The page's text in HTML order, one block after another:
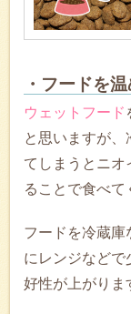
・フードを
ウェットフード
と思いますが、
てしまうとニオ
ることで食べて
フードを冷蔵庫
にレンジなどで
好性が上がりま